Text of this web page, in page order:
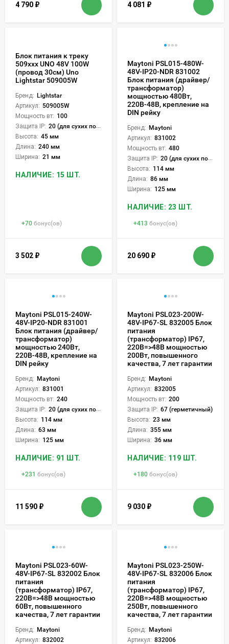
4 790 ₽ 4 081 ₽
Блок питания к треку
509ххх UNO 48V 100W
(провод 30см) Uno
Lightstar 509005W
Бренд: Lightstar
Артикул: 509005W
Мощность вт: 100
Защита IP: 20 (для сухих пом.)
Высота: 45 мм
Длина: 240 мм
Ширина: 21 мм
НАЛИЧИЕ: 15 ШТ.
+70 бонус(ов)
3 502 ₽
Maytoni PSL015-480W-
48V-IP20-NDR 831002
Блок питания (драйвер/
трансформатор)
мощностью 480Вт,
220В-48В, крепление на
DIN рейку
Бренд: Maytoni
Артикул: 831002
Мощность вт: 480
Защита IP: 20 (для сухих пом.)
Высота: 114 мм
Длина: 86 мм
Ширина: 125 мм
НАЛИЧИЕ: 23 ШТ.
+413 бонус(ов)
20 690 ₽
Maytoni PSL015-240W-
48V-IP20-NDR 831001
Блок питания (драйвер/
трансформатор)
мощностью 240Вт,
220В-48В, крепление на
DIN рейку
Бренд: Maytoni
Артикул: 831001
Мощность вт: 240
Защита IP: 20 (для сухих пом.)
Высота: 114 мм
Длина: 63 мм
Ширина: 125 мм
НАЛИЧИЕ: 91 ШТ.
+231 бонус(ов)
11 590 ₽
Maytoni PSL023-200W-
48V-IP67-SL 832005 Блок
питания
(трансформатор) IP67,
220В=>48В мощностью
200Вт, повышенного
качества, 7 лет гарантии
Бренд: Maytoni
Артикул: 832005
Мощность вт: 200
Защита IP: 67 (герметичный)
Высота: 23 мм
Длина: 355 мм
Ширина: 36 мм
НАЛИЧИЕ: 119 ШТ.
+180 бонус(ов)
9 030 ₽
Maytoni PSL023-60W-
48V-IP67-SL 832002 Блок
питания
(трансформатор) IP67,
220В=>48В мощностью
60Вт, повышенного
качества, 7 лет гарантии
Бренд: Maytoni
Артикул: 832002
Maytoni PSL023-250W-
48V-IP67-SL 832006 Блок
питания
(трансформатор) IP67,
220В=>48В мощностью
250Вт, повышенного
качества, 7 лет гарантии
Бренд: Maytoni
Артикул: 832006